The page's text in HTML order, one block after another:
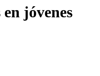
jóvenes